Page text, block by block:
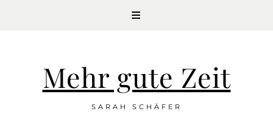
Mehr gute Zeit
SARAH SCHÄFER